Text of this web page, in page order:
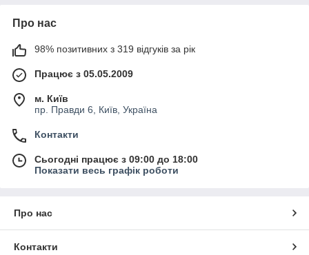
Про нас
98% позитивних з 319 відгуків за рік
Працює з 05.05.2009
м. Київ
пр. Правди 6, Київ, Україна
Контакти
Сьогодні працює з 09:00 до 18:00
Показати весь графік роботи
Про нас
Контакти